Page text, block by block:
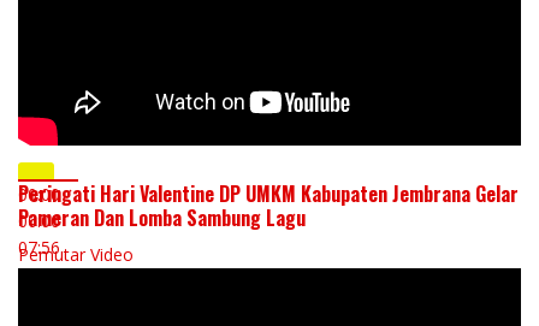
00:00
00:00
07:56
Peringati Hari Valentine DP UMKM Kabupaten Jembrana Gelar
Pameran Dan Lomba Sambung Lagu
Pemutar Video